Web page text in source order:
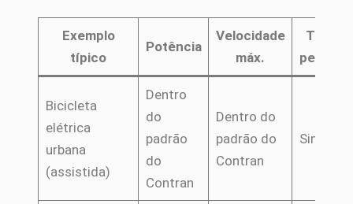
Exemplo
típico
Potência
Velocidade
máx.
Tem
pedal?
Bicicleta
elétrica
urbana
(assistida)
Dentro
do
padrão
do
Contran
Dentro do
padrão do
Contran
Sim